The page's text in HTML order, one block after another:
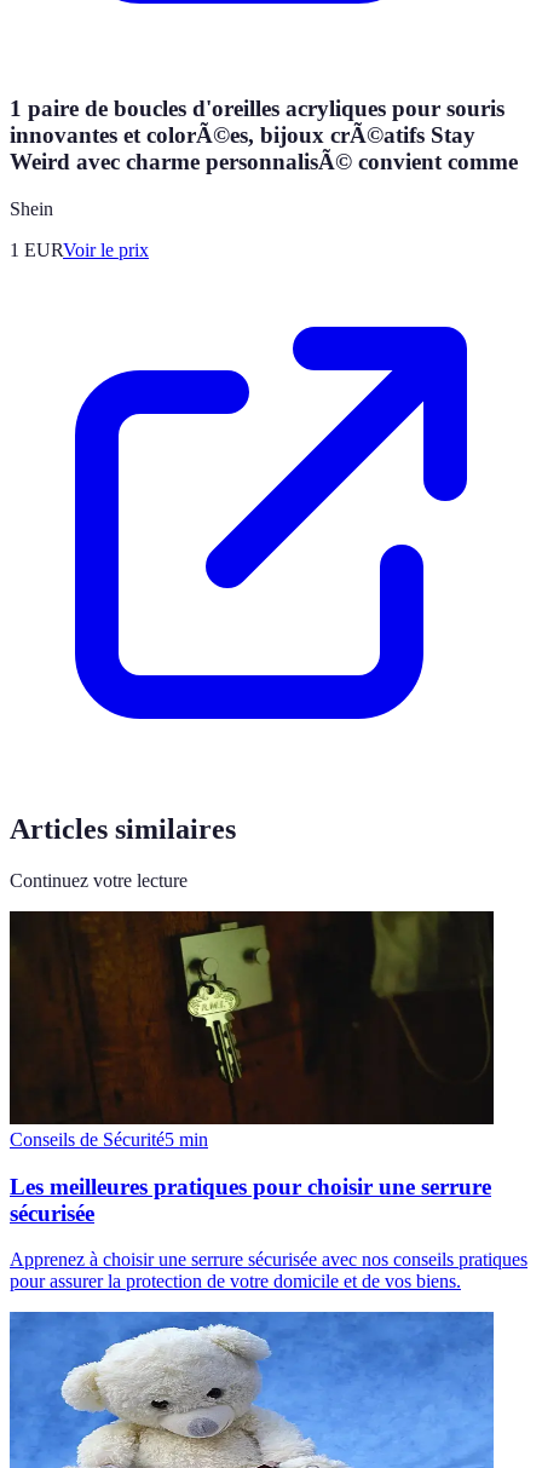
1 paire de boucles d'oreilles acryliques pour souris
innovantes et colorÃ©es, bijoux crÃ©atifs Stay
Weird avec charme personnalisÃ© convient comme
Shein
1 EURVoir le prix
Articles similaires
Continuez votre lecture
Conseils de Sécurité5 min
Les meilleures pratiques pour choisir une serrure
sécurisée
Apprenez à choisir une serrure sécurisée avec nos conseils pratiques
pour assurer la protection de votre domicile et de vos biens.